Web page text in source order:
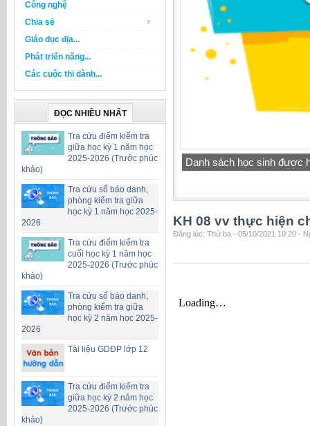
Công nghệ
Chia sẻ
Giáo dục địa...
Phát triển năng...
Các cuộc thi dành...
ĐỌC NHIỀU NHẤT
Tra cứu điểm kiểm tra
giữa học kỳ 1 năm học
2025-2026 (Trước phúc
khảo)
Tra cứu số báo danh,
phòng kiểm tra giữa
học kỳ 1 năm học 2025-
2026
Tra cứu điểm kiểm tra
cuối học kỳ 1 năm học
2025-2026 (Trước phúc
khảo)
Tra cứu số báo danh,
phòng kiểm tra giữa
học kỳ 2 năm học 2025-
2026
Tài liệu GDĐP lớp 12
Tra cứu điểm kiểm tra
giữa học kỳ 2 năm học
2025-2026 (Trước phúc
khảo)
Công khai chỉ tiêu biên chế
KH 08 vv thực hiện
Đăng lúc: Thứ ba - 05/10/2021 10:20 -